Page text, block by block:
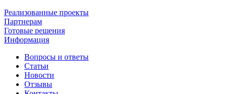
Реализованные проекты
Партнерам
Готовые решения
Информация
Вопросы и ответы
Статьи
Новости
Отзывы